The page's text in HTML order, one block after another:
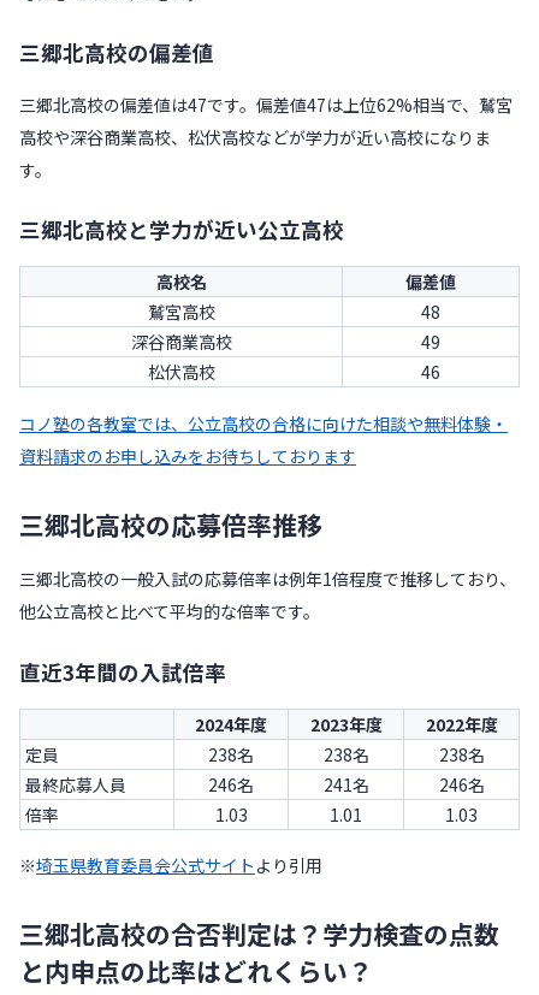
三郷北高校の偏差値
三郷北高校の偏差値は47です。偏差値47は上位62%相当で、鷲宮
高校や深谷商業高校、松伏高校などが学力が近い高校になりま
す。
三郷北高校と学力が近い公立高校
高校名
偏差値
鷲宮高校
48
深谷商業高校
49
松伏高校
46
コノ塾の各教室では、公立高校の合格に向けた相談や無料体験・
資料請求のお申し込みをお待ちしております
三郷北高校の応募倍率推移
三郷北高校の一般入試の応募倍率は例年1倍程度で推移しており、
他公立高校と比べて平均的な倍率です。
直近3年間の入試倍率
2024年度 2023年度
2022年度
定員
238名 238名
238名
最終応募人員
246名 241名
246名
倍率
1.03 1.01 1.03
※埼玉県教育委員会公式サイト より引用
三郷北高校の合否判定は？学力検査の点数
と内申点の比率はどれくらい？